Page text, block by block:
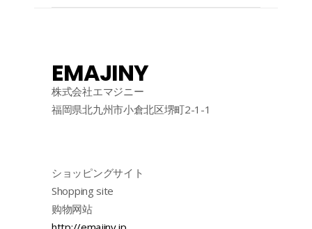
EMAJINY
株式会社エマジニー
福岡県北九州市小倉北区堺町2-1-1
ショッピングサイト
Shopping site
购物网站